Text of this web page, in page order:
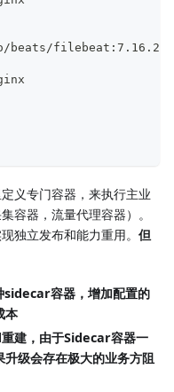
beats/filebeat : 7.16.2
义专门容器，来执行主业
容器，流量代理容器）。
独立发布和能力重用。 但
sidecar容器，增加配置的
本
建，由于Sidecar容器一
级会存在极大的业务方阻